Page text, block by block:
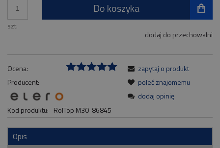
szt.
Do koszyka
dodaj do przechowalni
Ocena:
Producent:
Kod produktu: RolTop M30-86845
zapytaj o produkt
poleć znajomemu
dodaj opinię
Opis